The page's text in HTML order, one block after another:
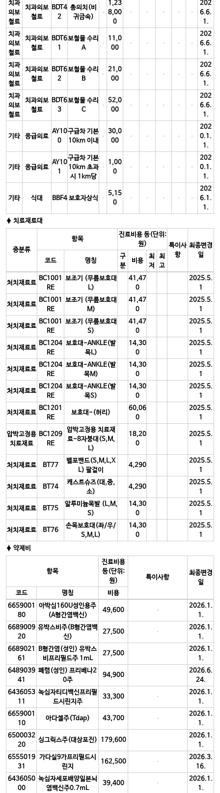
치과
의보
철료
치과의보
철료
BDT4
2
총의치(비
귀금속)
1,23
8,00
0
202
6.6.
1.
치과
의보
철료
치과의보
철료
BDT6
1
보철물 수리
A
11,0
00
202
6.6.
1.
치과
의보
철료
치과의보
철료
BDT6
2
보철물 수리
B
21,0
00
202
6.6.
1.
치과
의보
철료
치과의보
철료
BDT6
3
보철물 수리
C
52,0
00
202
6.6.
1.
기타 응급의료
AY10
0
구급차 기본
10km 이내
30,0
00
202
0.1.
1.
기타 응급의료
AY10
1
구급차 기본
10km 초과
시 1km당
1,00
0
202
0.1.
1.
기타 식대 BBF4 보호자상식
5,15
0
202
6.1.
1.
♦ 치료재료대
중분류
항목
진료비용 등(단위:
원)
특이사
항
최종변경
일
코드
명칭
구
분
비용
최
저
최
고
처치재료료
BC1001
RE
보조기 (무릎보호대
L)
41,47
0
2025.5.
1
처치재료료
BC1001
RE
보조기 (무릎보호대
M)
41,47
0
2025.5.
1
처치재료료
BC1001
RE
보조기 (무릎보호대
S)
41,47
0
2025.5.
1
처치재료료
BC1204
RE
보호대-ANKLE(발
목L)
14,30
0
2025.5.
1
처치재료료
BC1204
RE
보호대-ANKLE(발
목M)
14,30
0
2025.5.
1
처치재료료
BC1204
RE
보호대-ANKLE(발
목S)
14,30
0
2025.5.
1
처치재료료
BC1201
RE
보호대-(허리)
60,06
0
2025.5.
1
압박고정용
치료재료
BC1209
RE
압박고정용 치료재
료-8자붕대(S,M,
L)
18,20
0
2025.5.
1
처치재료료 BT77
벨포밴드(S,M,L,X
L) 팔걸이
4,290
2025.5.
1
처치재료료 BT74
캐스트슈즈(대,중,
소)
4,290
2025.5.
1
처치재료료 BT75
알루미늄목발 (L,M,
S)
14,30
0
2025.5.
1
처치재료료 BT76
손목보호대(좌/우/
S,M,L)
14,30
0
2025.5.
1
♦ 약제비
항목
진료비용
등(단위:
원)
특이사항
최종변경
일
코드
명칭
비용
6659001
80
아박심160U성인용주
(A형간염백신)
49,600
2026.1.
1.
6689009
20
유박스비주(B형간염백
신)
27,500
2026.1.
1.
6689021
61
B형간염(성인) 유박스
비프리필드주 1mL
27,500
2026.1.
1.
6489039
41
폐렴(성인) 프리베나2
0주
94,900
2026.6.
24.
6436053
11
녹십자티디백신프리필
드시린지주
33,300
2026.1.
1.
6659001
10
아다셀주(Tdap) 43,700
2026.1.
1.
6500032
20
싱그릭스주(대상포진) 179,600
2026.1.
1.
6555019
31
가다실9가프리필드시
린지
162,500
2026.3.
16.
6436050
00
녹십자세포배양일본뇌
염백신주0.7mL
39,400
2026.1.
1.